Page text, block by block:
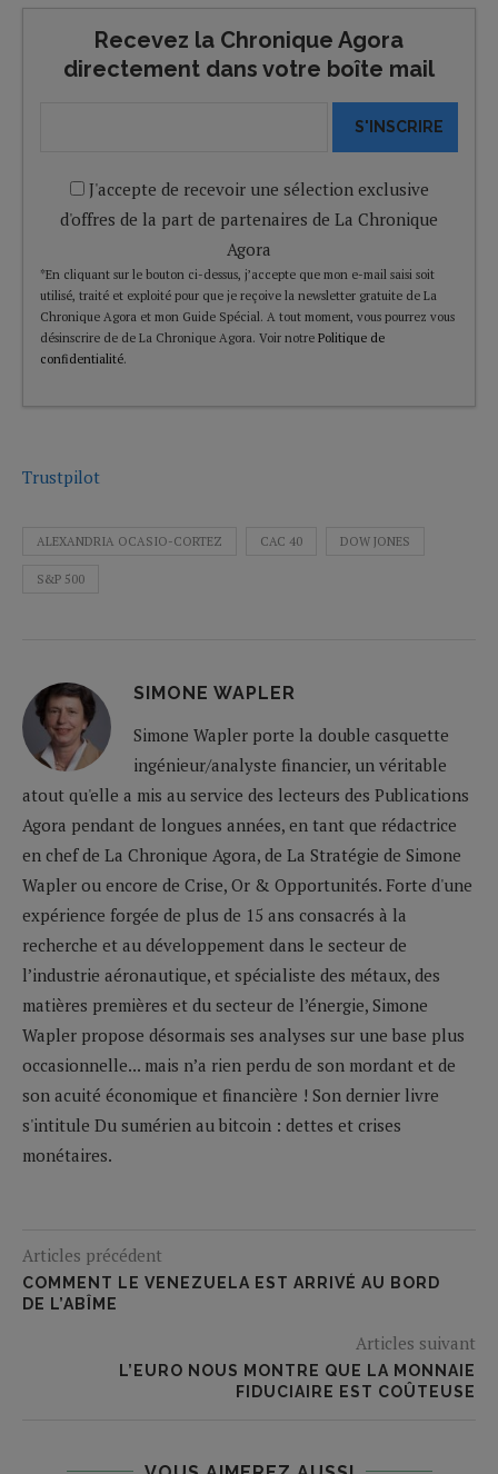
Recevez la Chronique Agora
directement dans votre boîte mail
S'INSCRIRE
J'accepte de recevoir une sélection exclusive
d'offres de la part de partenaires de La Chronique
Agora
*En cliquant sur le bouton ci-dessus, j’accepte que mon e-mail saisi soit
utilisé, traité et exploité pour que je reçoive la newsletter gratuite de La
Chronique Agora et mon Guide Spécial. A tout moment, vous pourrez vous
désinscrire de de La Chronique Agora. Voir notre Politique de
confidentialité.
Trustpilot
ALEXANDRIA OCASIO-CORTEZ CAC 40 DOW JONES
S&P 500
SIMONE WAPLER
Simone Wapler porte la double casquette
ingénieur/analyste financier, un véritable
atout qu'elle a mis au service des lecteurs des Publications
Agora pendant de longues années, en tant que rédactrice
en chef de La Chronique Agora, de La Stratégie de Simone
Wapler ou encore de Crise, Or & Opportunités. Forte d'une
expérience forgée de plus de 15 ans consacrés à la
recherche et au développement dans le secteur de
l’industrie aéronautique, et spécialiste des métaux, des
matières premières et du secteur de l’énergie, Simone
Wapler propose désormais ses analyses sur une base plus
occasionnelle... mais n’a rien perdu de son mordant et de
son acuité économique et financière ! Son dernier livre
s'intitule Du sumérien au bitcoin : dettes et crises
monétaires.
Articles précédent
COMMENT LE VENEZUELA EST ARRIVÉ AU BORD
DE L’ABÎME
Articles suivant
L’EURO NOUS MONTRE QUE LA MONNAIE
FIDUCIAIRE EST COÛTEUSE